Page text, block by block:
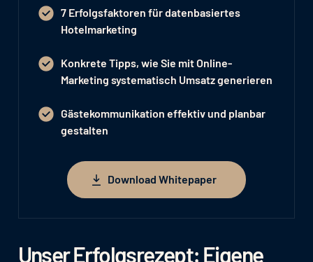
Unser Erfolgsrezept: Eigene
7 Erfolgsfaktoren für datenbasiertes
Hotelmarketing
Konkrete Tipps, wie Sie mit Online-
Marketing systematisch Umsatz generieren
Gästekommunikation effektiv und planbar
gestalten
Download Whitepaper
Download Whitepaper